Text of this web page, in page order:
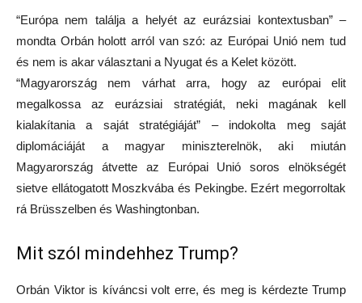
“Európa nem találja a helyét az eurázsiai kontextusban” –
mondta Orbán holott arról van szó: az Európai Unió nem tud
és nem is akar választani a Nyugat és a Kelet között.
“Magyarország nem várhat arra, hogy az európai elit
megalkossa az eurázsiai stratégiát, neki magának kell
kialakítania a saját stratégiáját” – indokolta meg saját
diplomáciáját a magyar miniszterelnök, aki miután
Magyarország átvette az Európai Unió soros elnökségét
sietve ellátogatott Moszkvába és Pekingbe. Ezért megorroltak
rá Brüsszelben és Washingtonban.
Mit szól mindehhez Trump?
Orbán Viktor is kíváncsi volt erre, és meg is kérdezte Trump